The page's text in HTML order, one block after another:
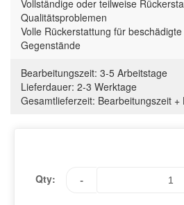
Vollständige oder teilweise
Qualitätsproblemen
Volle Rückerstattung für
Gegenstände
Bearbeitungszeit: 3-5 Arbeitstage
Lieferdauer: 2-3 Werktage
Gesamtlieferzeit: Bearbeitungszeit +
Qty: -